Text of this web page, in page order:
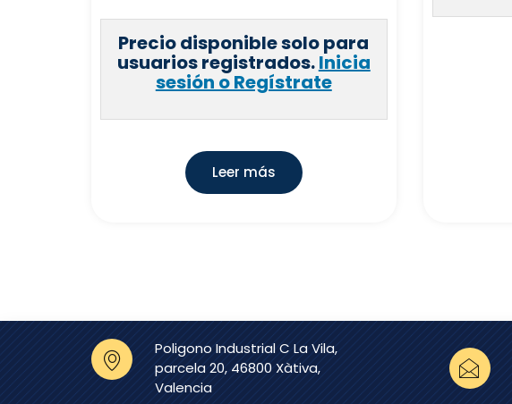
Precio disponible solo para
usuarios registrados.Inicia
sesión o Regístrate
Leer más
Poligono Industrial C La Vila,
parcela 20, 46800 Xàtiva,
Valencia